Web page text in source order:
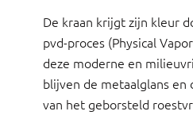
De kraan krijgt zijn kleur
pvd-proces (Physical
deze moderne en
blijven de metaalglans en
van het geborsteld